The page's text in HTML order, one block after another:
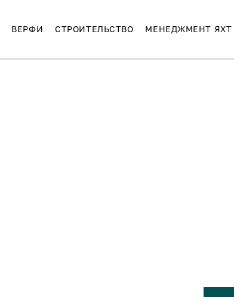
ВЕРФИ СТРОИТЕЛЬСТВО МЕНЕДЖМЕНТ ЯХТ